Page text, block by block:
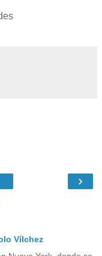
›
Vílchez